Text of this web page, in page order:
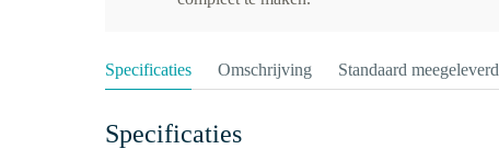
Specificaties Omschrijving Standaard meegeleverd
Specificaties